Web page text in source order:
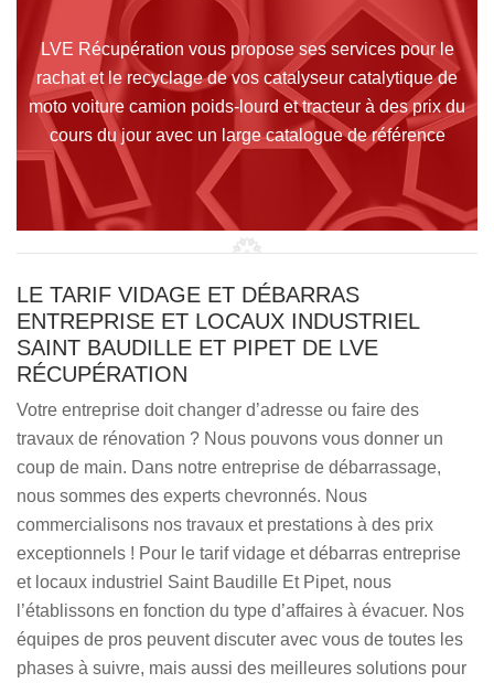
LVE Récupération vous propose ses services pour le
rachat et le recyclage de vos catalyseur catalytique de
moto voiture camion poids-lourd et tracteur à des prix du
cours du jour avec un large catalogue de référence
LE TARIF VIDAGE ET DÉBARRAS
ENTREPRISE ET LOCAUX INDUSTRIEL
SAINT BAUDILLE ET PIPET DE LVE
RÉCUPÉRATION
Votre entreprise doit changer d’adresse ou faire des
travaux de rénovation ? Nous pouvons vous donner un
coup de main. Dans notre entreprise de débarrassage,
nous sommes des experts chevronnés. Nous
commercialisons nos travaux et prestations à des prix
exceptionnels ! Pour le tarif vidage et débarras entreprise
et locaux industriel Saint Baudille Et Pipet, nous
l’établissons en fonction du type d’affaires à évacuer. Nos
équipes de pros peuvent discuter avec vous de toutes les
phases à suivre, mais aussi des meilleures solutions pour